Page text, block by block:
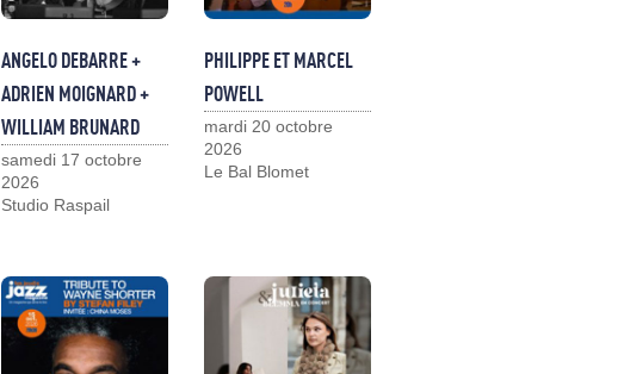
ANGELO DEBARRE +
ADRIEN MOIGNARD +
WILLIAM BRUNARD
samedi 17 octobre
2026
Studio Raspail
PHILIPPE ET MARCEL
POWELL
mardi 20 octobre
2026
Le Bal Blomet